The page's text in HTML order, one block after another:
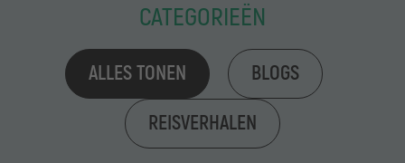
CATEGORIEËN
ALLES TONEN
BLOGS
REISVERHALEN